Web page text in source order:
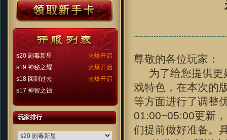
火爆开启
s20 剧毒新星
火爆开启
s19 神秘之耀
火爆开启
s18 回到过去
s17 神智之蚀
玩家排行
尊敬的各位玩家：
为了给您提供更
戏特色，在本次的
等方面进行了调整
01:00~05:00更新
们提前做好准备。